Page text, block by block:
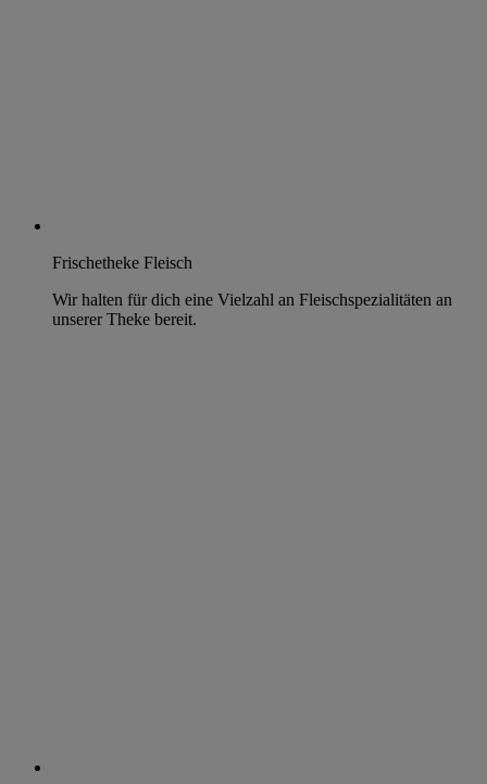
Frischetheke Fleisch
Wir halten für dich eine Vielzahl an Fleischspezialitäten an
unserer Theke bereit.